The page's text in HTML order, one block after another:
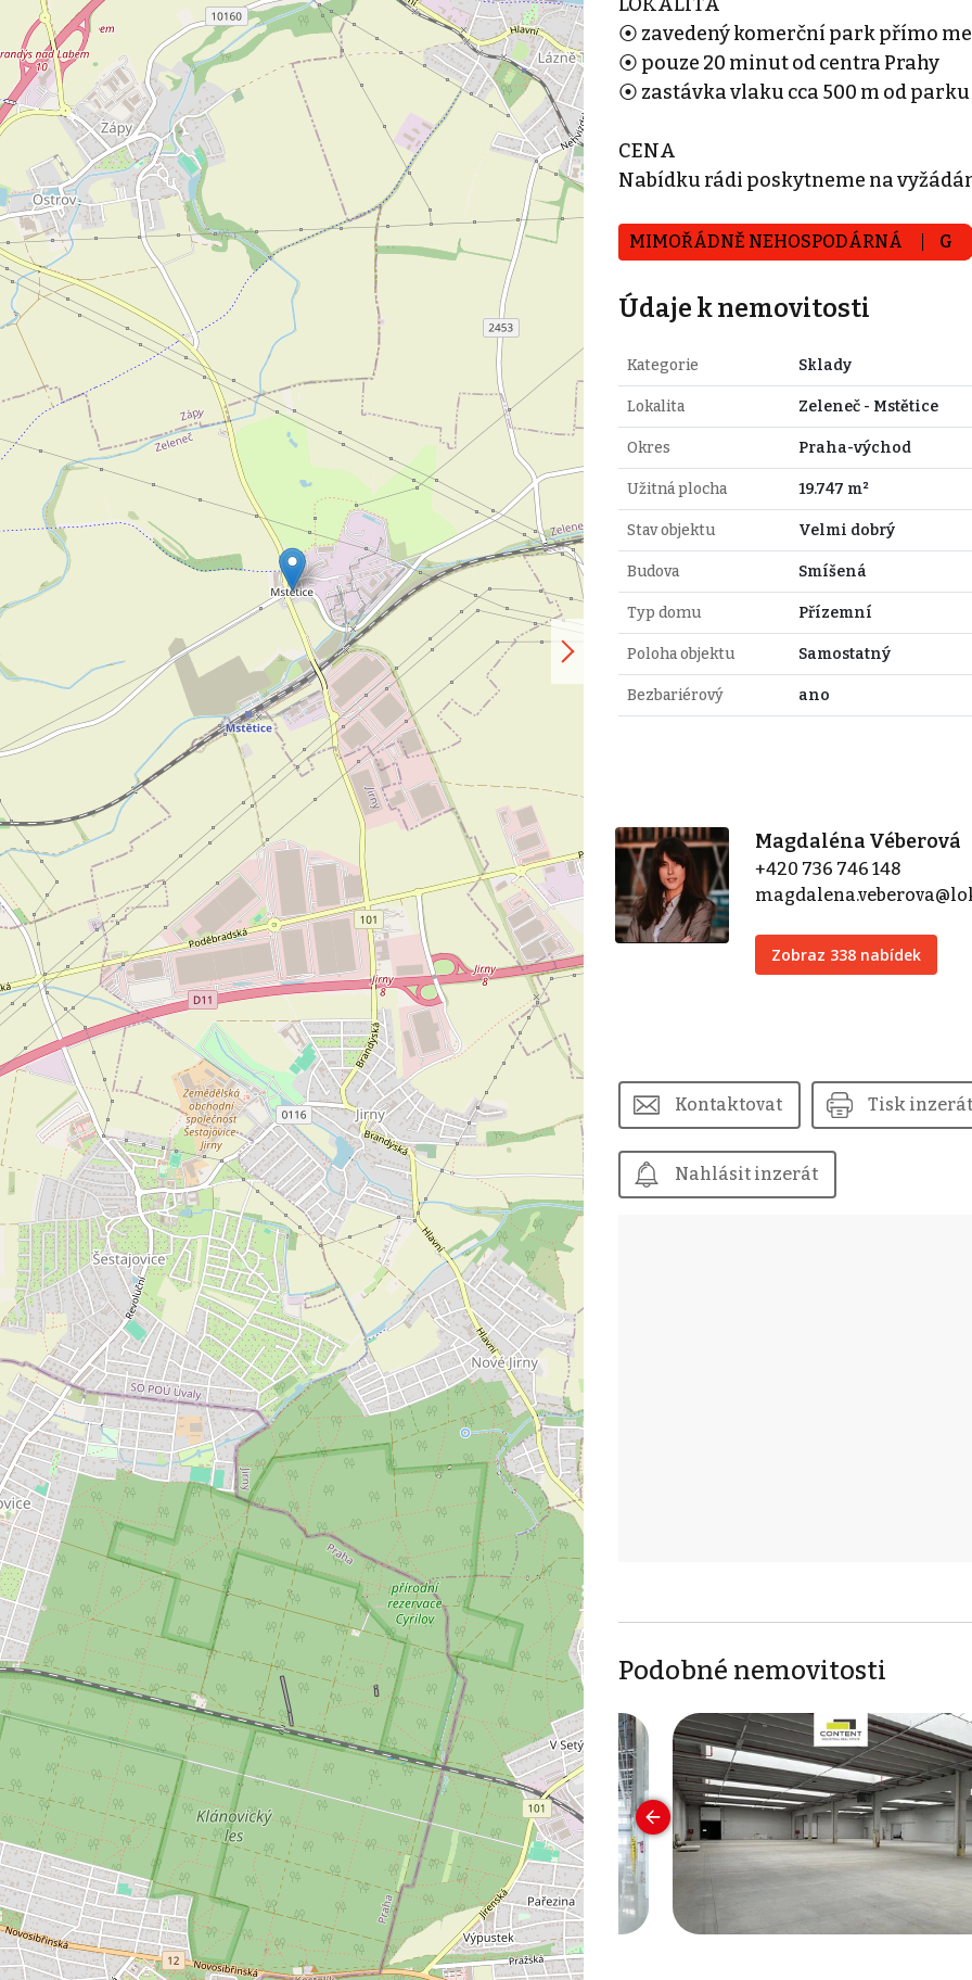
⦿ zavedený komerční park přímo
⦿ pouze 20 minut od centra Prahy
⦿ zastávka vlaku cca 500 m od parku
CENA
Nabídku rádi poskytneme na
MIMOŘÁDNĚ NEHOSPODÁRNÁ G
Údaje k nemovitosti
Kategorie Sklady
Lokalita Zeleneč - Mstětice
Okres Praha-východ
Užitná plocha 19.747 m²
Stav objektu Velmi dobrý
Budova Smíšená
Typ domu Přízemní
Poloha objektu Samostatný
Bezbariérový ano
Magdaléna Véberová
+420 736 746 148
Zobraz 338 nabídek
Kontaktovat Tisk
Nahlásit inzerát
Podobné nemovitosti